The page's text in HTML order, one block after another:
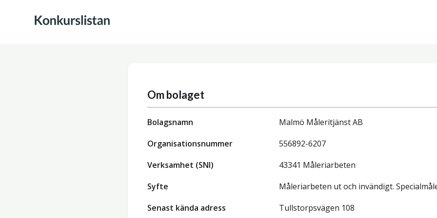
Om bolaget
Bolagsnamn
Malmö Måleritjänst AB
Organisationsnummer
556892-6207
Verksamhet (SNI)
43341 Måleriarbeten
Syfte
Måleriarbeten ut och invändigt.
Senast kända adress
Tullstorpsvägen 108